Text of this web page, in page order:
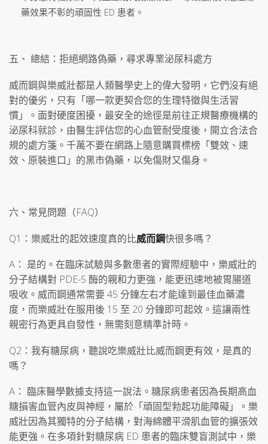
藥效果不彰的頑固性 ED 患者。
五、 總結：拒絕網路偽藥，尋求專業泌尿科處方
威而鋼與樂威壯都是人類醫學史上的偉大發明，它們沒有絕
對的優劣，只有「哪一款更契合您的生理特徵與生活習
慣」。面對硬度困擾，最安全的途徑是前往正規醫療機構的
泌尿科就診，由醫生評估您的心血管耐受度後，開立合法合
規的處方箋。千萬不要在網路上隨意購買標榜「雙效、速
效、原裝進口」的黑市偽藥，以免傷財又傷身。
六、常見問題（FAQ）
Q1：樂威壯的起效速度真的比威而鋼快很多嗎？
A： 是的。在臨床試驗與多數患者的實際經驗中，樂威壯的
分子結構對 PDE-5 酶的親和力更強，能更迅速地被胃腸道
吸收。威而鋼通常需要 45 分鐘左右才能達到最佳血藥濃
度，而樂威壯在服用後 15 至 20 分鐘即可起效。這讓兩性
親密行為更具自發性，無需刻意精準計時。
Q2：我有糖尿病，聽說吃樂威壯比威而鋼更有效，是真的
嗎？
A： 臨床醫學數據支持這一說法。糖尿病患者因為長期高血
糖損害血管內皮與神經，屬於「頑固型勃起功能障礙」。樂
威壯因為其獨特的分子結構，對海綿體平滑肌血管的擴張效
能更強。在多項針對糖尿病 ED 患者的臨床雙盲測試中，樂